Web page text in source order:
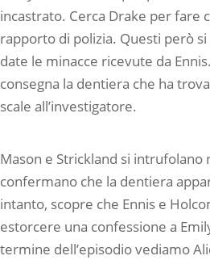
incastrato. Cerca Drake per fare
rapporto di polizia. Questi però
date le minacce ricevute da
consegna la dentiera che ha
scale all’investigatore.
Mason e Strickland si intrufolano
confermano che la dentiera
intanto, scopre che Ennis e
estorcere una confessione a
termine dell’episodio vediamo